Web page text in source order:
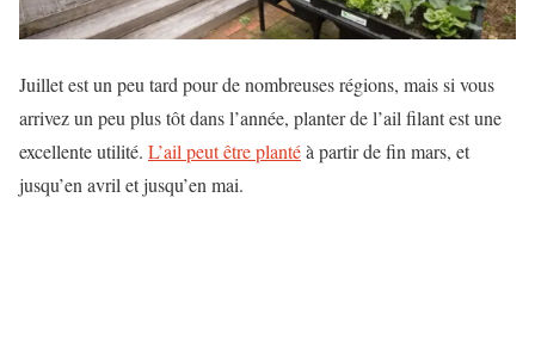
Juillet est un peu tard pour de nombreuses régions, mais si vous
arrivez un peu plus tôt dans l’année, planter de l’ail filant est une
excellente utilité. L’ail peut être plantéà partir de fin mars, et
jusqu’en avril et jusqu’en mai.